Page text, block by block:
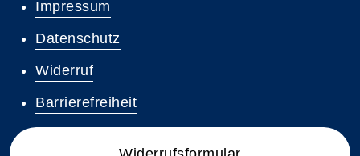
Impressum
Datenschutz
Widerruf
Barrierefreiheit